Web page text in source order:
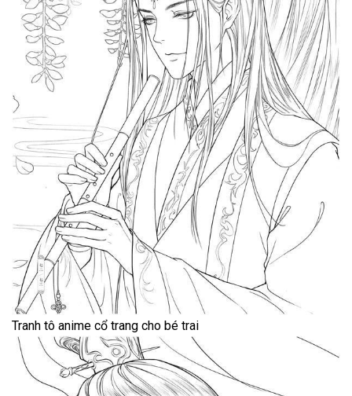
Tranh tô anime cổ trang cho bé trai